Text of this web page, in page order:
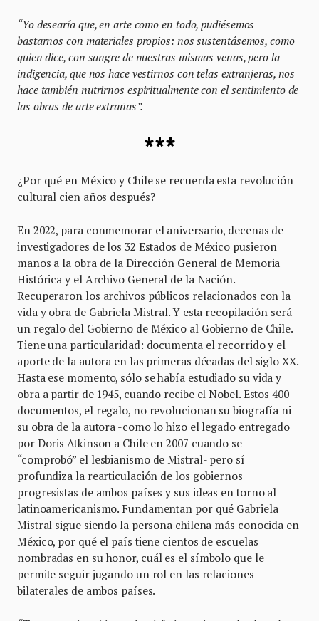
“Yo desearía que, en arte como en todo, pudiésemos
bastarnos con materiales propios: nos sustentásemos, como
quien dice, con sangre de nuestras mismas venas, pero la
indigencia, que nos hace vestirnos con telas extranjeras, nos
hace también nutrirnos espiritualmente con el sentimiento de
las obras de arte extrañas”.
***
¿Por qué en México y Chile se recuerda esta revolución
cultural cien años después?
En 2022, para conmemorar el aniversario, decenas de
investigadores de los 32 Estados de México pusieron
manos a la obra de la Dirección General de Memoria
Histórica y el Archivo General de la Nación.
Recuperaron los archivos públicos relacionados con la
vida y obra de Gabriela Mistral. Y esta recopilación será
un regalo del Gobierno de México al Gobierno de Chile.
Tiene una particularidad: documenta el recorrido y el
aporte de la autora en las primeras décadas del siglo XX.
Hasta ese momento, sólo se había estudiado su vida y
obra a partir de 1945, cuando recibe el Nobel. Estos 400
documentos, el regalo, no revolucionan su biografía ni
su obra de la autora -como lo hizo el legado entregado
por Doris Atkinson a Chile en 2007 cuando se
“comprobó” el lesbianismo de Mistral- pero sí
profundiza la rearticulación de los gobiernos
progresistas de ambos países y sus ideas en torno al
latinoamericanismo. Fundamentan por qué Gabriela
Mistral sigue siendo la persona chilena más conocida en
México, por qué el país tiene cientos de escuelas
nombradas en su honor, cuál es el símbolo que le
permite seguir jugando un rol en las relaciones
bilaterales de ambos países.